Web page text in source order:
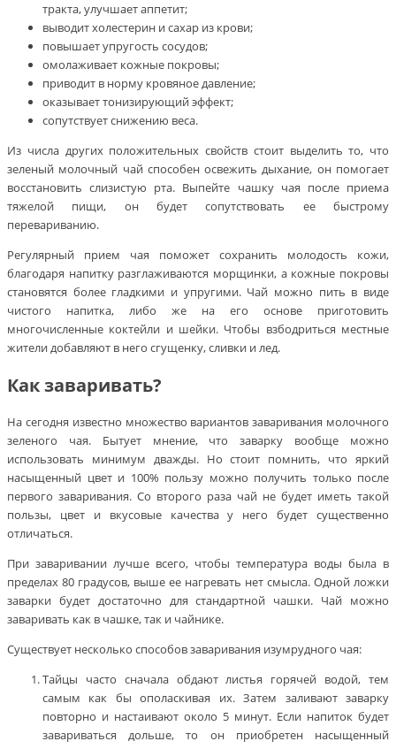
тракта, улучшает аппетит;
выводит холестерин и сахар из крови;
повышает упругость сосудов;
омолаживает кожные покровы;
приводит в норму кровяное давление;
оказывает тонизирующий эффект;
сопутствует снижению веса.
Из числа других положительных свойств стоит выделить то, что
зеленый молочный чай способен освежить дыхание, он помогает
восстановить слизистую рта. Выпейте чашку чая после приема
тяжелой пищи, он будет сопутствовать ее быстрому
перевариванию.
Регулярный прием чая поможет сохранить молодость кожи,
благодаря напитку разглаживаются морщинки, а кожные покровы
становятся более гладкими и упругими. Чай можно пить в виде
чистого напитка, либо же на его основе приготовить
многочисленные коктейли и шейки. Чтобы взбодриться местные
жители добавляют в него сгущенку, сливки и лед.
Как заваривать?
На сегодня известно множество вариантов заваривания молочного
зеленого чая. Бытует мнение, что заварку вообще можно
использовать минимум дважды. Но стоит помнить, что яркий
насыщенный цвет и 100% пользу можно получить только после
первого заваривания. Со второго раза чай не будет иметь такой
пользы, цвет и вкусовые качества у него будет существенно
отличаться.
При заваривании лучше всего, чтобы температура воды была в
пределах 80 градусов, выше ее нагревать нет смысла. Одной ложки
заварки будет достаточно для стандартной чашки. Чай можно
заваривать как в чашке, так и чайнике.
Существует несколько способов заваривания изумрудного чая:
Тайцы часто сначала обдают листья горячей водой, тем
самым как бы ополаскивая их. Затем заливают заварку
повторно и настаивают около 5 минут. Если напиток будет
завариваться дольше, то он приобретен насыщенный